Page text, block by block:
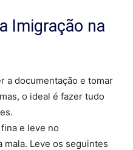
Imigração na
a documentação e tomar
o ideal é fazer tudo
e leve no
Leve os seguintes